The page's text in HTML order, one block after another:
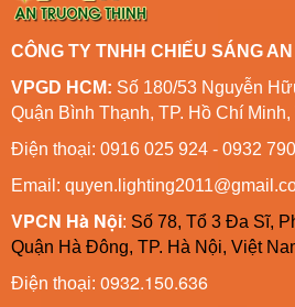
CÔNG TY TNHH CHIẾU SÁNG
VPGD HCM: Số 180/53 Nguyễn
Quận Bình Thạnh, TP. Hồ Chí
Điện thoại: 0916 025 924 - 0932
Email:
VPCN Hà Nội: Số 78, Tổ 3 Đa Sĩ,
Quận Hà Đông, TP. Hà Nội, Việt
Điện thoại: 0932.150.636